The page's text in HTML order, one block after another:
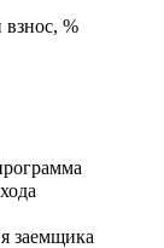
%
заемщика